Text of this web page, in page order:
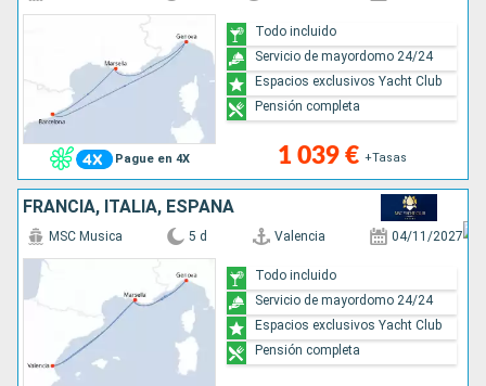
Pague en 4X 1 039 € +Tasas
Todo incluido
Servicio de mayordomo 24/24
Espacios exclusivos Yacht Club
Pensión completa
FRANCIA, ITALIA, ESPAÑA
MSC Musica 5 d Valencia 04/11/2027
Todo incluido
Servicio de mayordomo 24/24
Espacios exclusivos Yacht Club
Pensión completa